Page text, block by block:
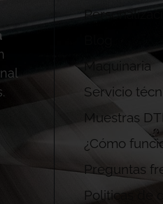
Maquinaria
Servicio
Muestras
¿Cómo
Preguntas
Politicas de